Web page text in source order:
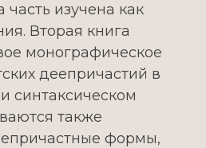
изучена как
Вторая книга
монографическое
деепричастий в
синтаксическом
также
формы,